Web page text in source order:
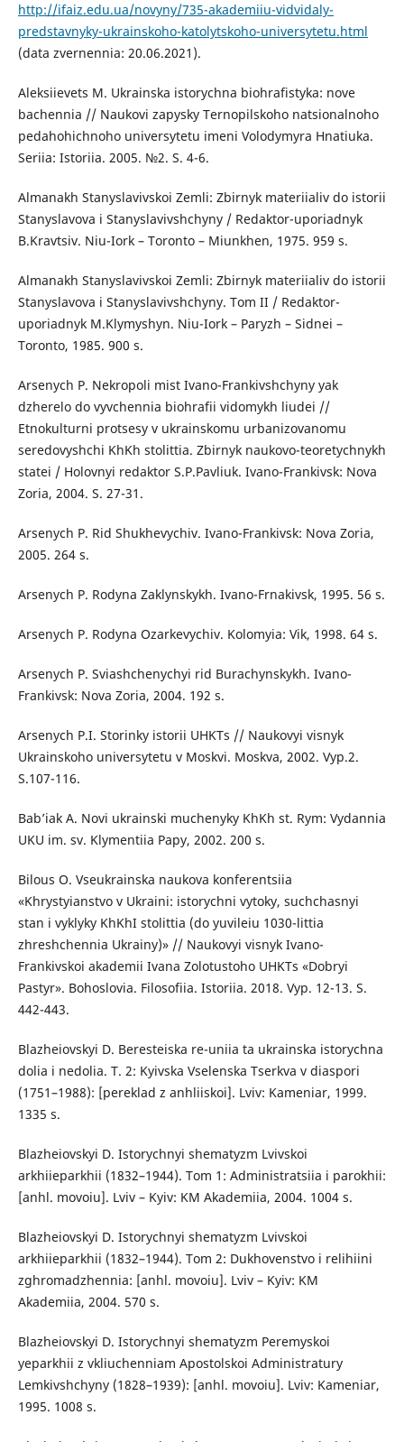
http://ifaiz.edu.ua/novyny/735-akademiiu-vidvidaly-
predstavnyky-ukrainskoho-katolytskoho-universytetu.html
(data zvernennia: 20.06.2021).
Aleksiievets M. Ukrainska istorychna biohrafistyka: nove
bachennia // Naukovi zapysky Ternopilskoho natsionalnoho
pedahohichnoho universytetu imeni Volodymyra Hnatiuka.
Seriia: Istoriia. 2005. №2. S. 4-6.
Almanakh Stanyslavivskoi Zemli: Zbirnyk materiialiv do istorii
Stanyslavova i Stanyslavivshchyny / Redaktor-uporiadnyk
B.Kravtsiv. Niu-Iork – Toronto – Miunkhen, 1975. 959 s.
Almanakh Stanyslavivskoi Zemli: Zbirnyk materiialiv do istorii
Stanyslavova i Stanyslavivshchyny. Tom II / Redaktor-
uporiadnyk M.Klymyshyn. Niu-Iork – Paryzh – Sidnei –
Toronto, 1985. 900 s.
Arsenych P. Nekropoli mist Ivano-Frankivshchyny yak
dzherelo do vyvchennia biohrafii vidomykh liudei //
Etnokulturni protsesy v ukrainskomu urbanizovanomu
seredovyshchi KhKh stolittia. Zbirnyk naukovo-teoretychnykh
statei / Holovnyi redaktor S.P.Pavliuk. Ivano-Frankivsk: Nova
Zoria, 2004. S. 27-31.
Arsenych P. Rid Shukhevychiv. Ivano-Frankivsk: Nova Zoria,
2005. 264 s.
Arsenych P. Rodyna Zaklynskykh. Ivano-Frnakivsk, 1995. 56 s.
Arsenych P. Rodyna Ozarkevychiv. Kolomyia: Vik, 1998. 64 s.
Arsenych P. Sviashchenychyi rid Burachynskykh. Ivano-
Frankivsk: Nova Zoria, 2004. 192 s.
Arsenych P.I. Storinky istorii UHKTs // Naukovyi visnyk
Ukrainskoho universytetu v Moskvi. Moskva, 2002. Vyp.2.
S.107-116.
Bab’iak A. Novi ukrainski muchenyky KhKh st. Rym: Vydannia
UKU im. sv. Klymentiia Papy, 2002. 200 s.
Bilous O. Vseukrainska naukova konferentsiia
«Khrystyianstvo v Ukraini: istorychni vytoky, suchchasnyi
stan i vyklyky KhKhI stolittia (do yuvileiu 1030-littia
zhreshchennia Ukrainy)» // Naukovyi visnyk Ivano-
Frankivskoi akademii Ivana Zolotustoho UHKTs «Dobryi
Pastyr». Bohoslovia. Filosofiia. Istoriia. 2018. Vyp. 12-13. S.
442-443.
Blazheiovskyi D. Beresteiska re-uniia ta ukrainska istorychna
dolia i nedolia. T. 2: Kyivska Vselenska Tserkva v diaspori
(1751–1988): [pereklad z anhliiskoi]. Lviv: Kameniar, 1999.
1335 s.
Blazheiovskyi D. Istorychnyi shematyzm Lvivskoi
arkhiieparkhii (1832–1944). Tom 1: Administratsiia i parokhii:
[anhl. movoiu]. Lviv – Kyiv: KM Akademiia, 2004. 1004 s.
Blazheiovskyi D. Istorychnyi shematyzm Lvivskoi
arkhiieparkhii (1832–1944). Tom 2: Dukhovenstvo i relihiini
zghromadzhennia: [anhl. movoiu]. Lviv – Kyiv: KM
Akademiia, 2004. 570 s.
Blazheiovskyi D. Istorychnyi shematyzm Peremyskoi
yeparkhii z vkliuchenniam Apostolskoi Administratury
Lemkivshchyny (1828–1939): [anhl. movoiu]. Lviv: Kameniar,
1995. 1008 s.